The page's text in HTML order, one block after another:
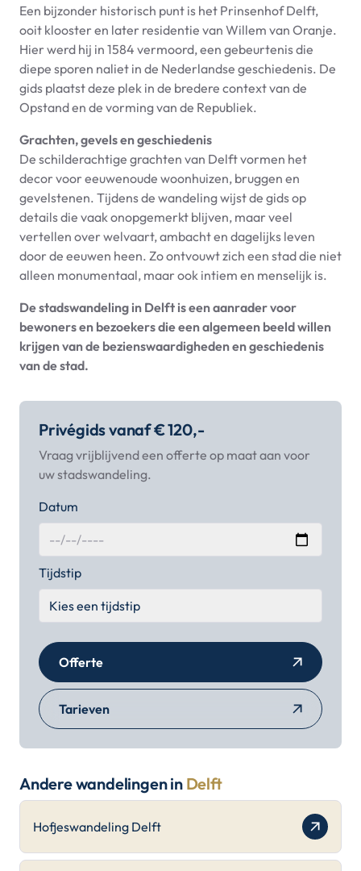
Een bijzonder historisch punt is het Prinsenhof Delft,
ooit klooster en later residentie van Willem van Oranje.
Hier werd hij in 1584 vermoord, een gebeurtenis die
diepe sporen naliet in de Nederlandse geschiedenis. De
gids plaatst deze plek in de bredere context van de
Opstand en de vorming van de Republiek.
Grachten, gevels en geschiedenis
De schilderachtige grachten van Delft vormen het
decor voor eeuwenoude woonhuizen, bruggen en
gevelstenen. Tijdens de wandeling wijst de gids op
details die vaak onopgemerkt blijven, maar veel
vertellen over welvaart, ambacht en dagelijks leven
door de eeuwen heen. Zo ontvouwt zich een stad die niet
alleen monumentaal, maar ook intiem en menselijk is.
De stadswandeling in Delft is een aanrader voor
bewoners en bezoekers die een algemeen beeld willen
krijgen van de bezienswaardigheden en geschiedenis
van de stad.
Privégids vanaf € 120,-
Vraag vrijblijvend een offerte op maat aan voor
uw stadswandeling.
Datum
Tijdstip
Offerte
Tarieven
Andere wandelingen in Delft
Hofjeswandeling Delft